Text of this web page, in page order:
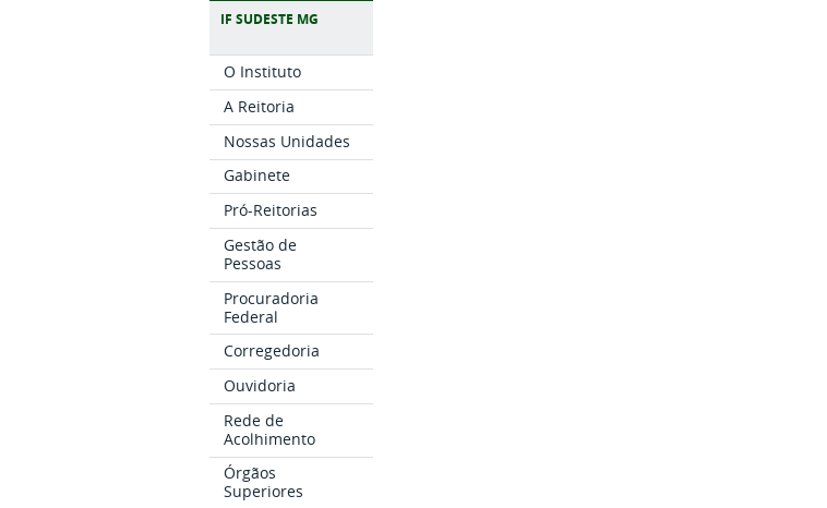
IF SUDESTE MG
O Instituto
A Reitoria
Nossas Unidades
Gabinete
Pró-Reitorias
Gestão de
Pessoas
Procuradoria
Federal
Corregedoria
Ouvidoria
Rede de
Acolhimento
Órgãos
Superiores